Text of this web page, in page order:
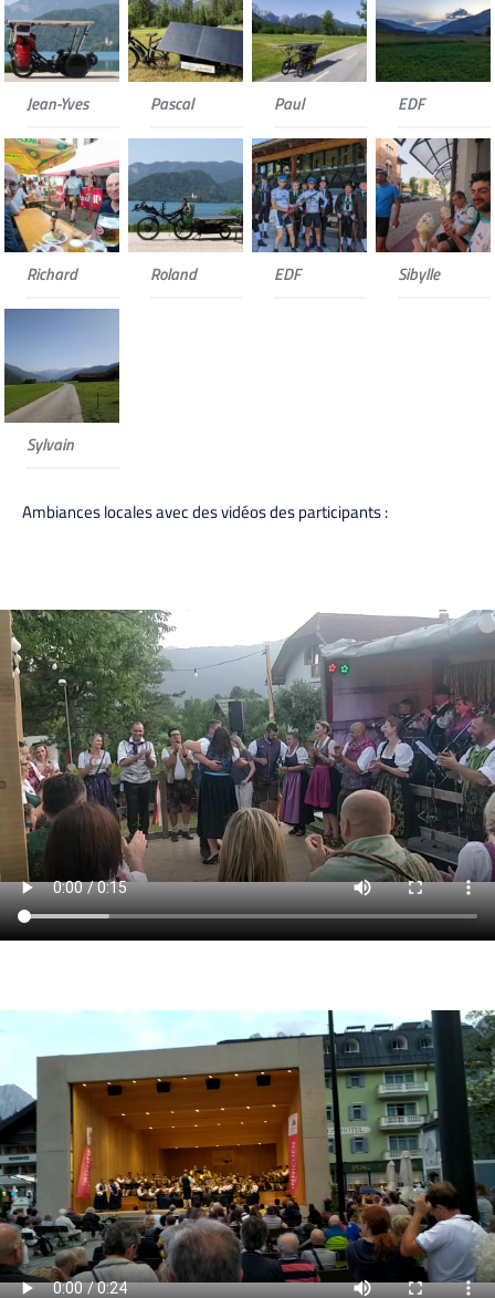
Jean-Yves Pascal Paul EDF
Richard Roland EDF Sibylle
Sylvain
Ambiances locales avec des vidéos des participants :